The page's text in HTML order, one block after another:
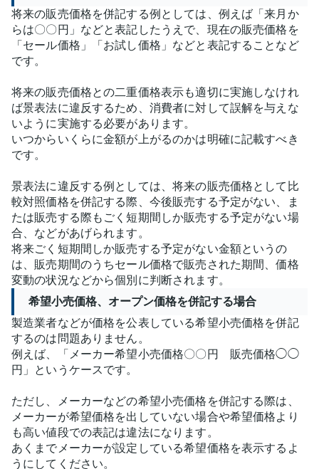
将来の販売価格を併記する例としては、例えば「来月か
らは〇〇円」などと表記したうえで、現在の販売価格を
「セール価格」「お試し価格」などと表記することなど
です。
将来の販売価格との二重価格表示も適切に実施しなけれ
ば景表法に違反するため、消費者に対して誤解を与えな
いように実施する必要があります。
いつからいくらに金額が上がるのかは明確に記載すべき
です。
景表法に違反する例としては、将来の販売価格として比
較対照価格を併記する際、今後販売する予定がない、ま
たは販売する際もごく短期間しか販売する予定がない場
合、などがあげられます。
将来ごく短期間しか販売する予定がない金額というの
は、販売期間のうちセール価格で販売された期間、価格
変動の状況などから個別に判断されます。
希望小売価格、オープン価格を併記する場合
製造業者などが価格を公表している希望小売価格を併記
するのは問題ありません。
例えば、「メーカー希望小売価格〇〇円 販売価格◯◯
円」というケースです。
ただし、メーカーなどの希望小売価格を併記する際は、
メーカーが希望価格を出していない場合や希望価格より
も高い値段での表記は違法になります。
あくまでメーカーが設定している希望価格を表示するよ
うにしてください。